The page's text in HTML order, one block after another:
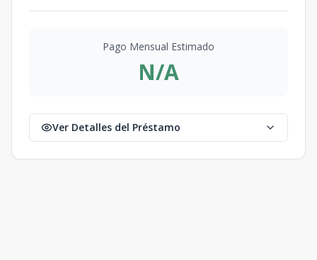
Pago Mensual Estimado
N/A
Ver Detalles del Préstamo